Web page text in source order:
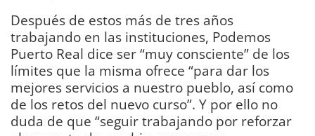
Después de estos más de tres años
trabajando en las instituciones, Podemos
Puerto Real dice ser “muy consciente” de los
límites que la misma ofrece “para dar los
mejores servicios a nuestro pueblo, así como
de los retos del nuevo curso”. Y por ello no
duda de que “seguir trabajando por reforzar